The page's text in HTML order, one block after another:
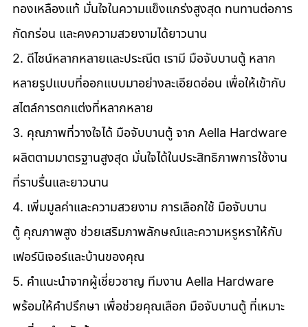
ทองเหลืองแท้ มั่นใจในความแข็งแกร่งสูงสุด ทนทานต่อการ
กัดกร่อน และคงความสวยงามได้ยาวนาน
2. ดีไซน์หลากหลายและประณีต เรามี มือจับบานตู้ หลาก
หลายรูปแบบที่ออกแบบมาอย่างละเอียดอ่อน เพื่อให้เข้ากับ
สไตล์การตกแต่งที่หลากหลาย
3. คุณภาพที่วางใจได้ มือจับบานตู้ จาก Aella Hardware
ผลิตตามมาตรฐานสูงสุด มั่นใจได้ในประสิทธิภาพการใช้งาน
ที่ราบรื่นและยาวนาน
4. เพิ่มมูลค่าและความสวยงาม การเลือกใช้ มือจับบาน
ตู้ คุณภาพสูง ช่วยเสริมภาพลักษณ์และความหรูหราให้กับ
เฟอร์นิเจอร์และบ้านของคุณ
5. คำแนะนำจากผู้เชี่ยวชาญ ทีมงาน Aella Hardware
พร้อมให้คำปรึกษา เพื่อช่วยคุณเลือก มือจับบานตู้ ที่เหมาะ